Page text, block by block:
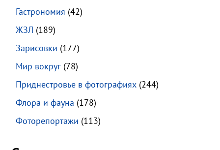
Гастрономия (42)
ЖЗЛ (189)
Зарисовки (177)
Мир вокруг (78)
Приднестровье в фотографиях (244)
Флора и фауна (178)
Фоторепортажи (113)